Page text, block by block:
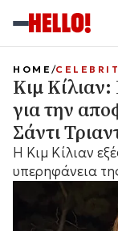
HOME
Κιμ
για την
Σάντι
Η Κιμ Κίλιαν
υπερηφάνεια